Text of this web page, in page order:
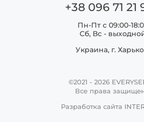
+38 096 71 21
Пн-Пт с 09:00-
Сб, Вс -
Украина, г.
©2021 - 2026
Все права
Разработка сайта